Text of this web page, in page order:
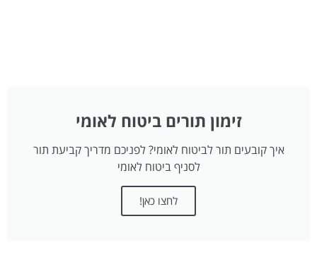
זימון תורים ביטוח לאומי
איך קובעים תור לביטוח לאומי? לפניכם מדריך קביעת תור
לסניף ביטוח לאומי
לחצו כאן!